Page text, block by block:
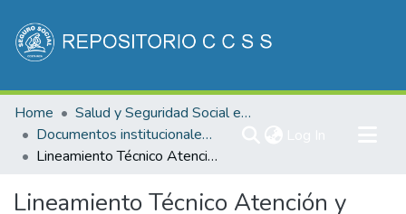
Communities & Collections
All of DSpace
Statistics
Home
Salud y Seguridad Social en Costa Rica
Documentos institucionales DDSS
Lineamiento Técnico Atención y criterios de referencia de la persona a la Especialidad de Cardiología en el Segundo Nivel de Atención en Servicios de Salud de la CCSS
Lineamiento Técnico Atención y